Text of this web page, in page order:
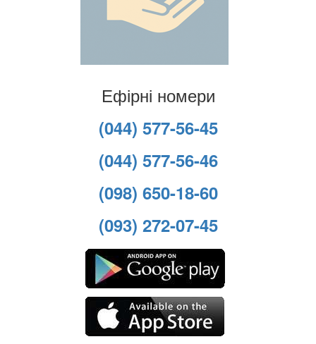
Ефірні номери
(044) 577-56-45
(044) 577-56-46
(098) 650-18-60
(093) 272-07-45